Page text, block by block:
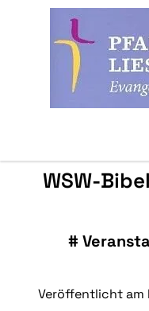
WSW-
#
Veröffentlicht am